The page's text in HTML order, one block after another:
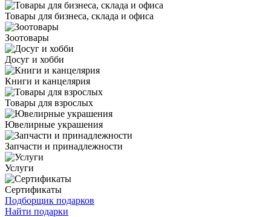
Товары для бизнеса, склада и офиса
Зоотовары
Досуг и хобби
Книги и канцелярия
Товары для взрослых
Ювелирные украшения
Запчасти и принадлежности
Услуги
Сертификаты
Подборщик подарков
Найти подарки